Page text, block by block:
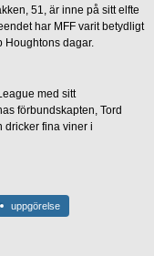
51, är inne på sitt elfte
har MFF varit betydligt
dagar.
med sitt
förbundskapten, Tord
dricker fina viner i
uppgörelse